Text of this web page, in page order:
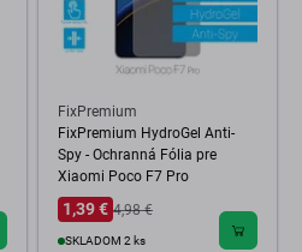
FixPremium
FixPremium HydroGel Anti-
Spy - Ochranná Fólia pre
Xiaomi Poco F7 Pro
1,39 € 4,98 €
SKLADOM 2 ks